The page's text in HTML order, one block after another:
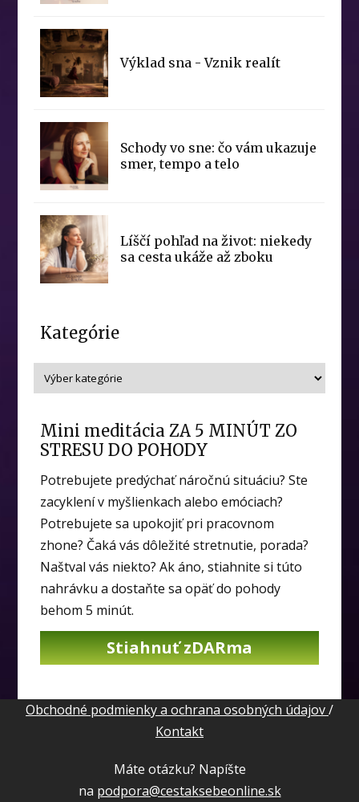
Výklad sna - Vznik realít
Schody vo sne: čo vám ukazuje
smer, tempo a telo
Líščí pohľad na život: niekedy
sa cesta ukáže až zboku
Kategórie
Mini meditácia ZA 5 MINÚT ZO
STRESU DO POHODY
Potrebujete predýchať náročnú situáciu? Ste
zacyklení v myšlienkach alebo emóciach?
Potrebujete sa upokojiť pri pracovnom
zhone? Čaká vás dôležité stretnutie, porada?
Naštval vás niekto? Ak áno, stiahnite si túto
nahrávku a dostaňte sa opäť do pohody
behom 5 minút.
Stiahnuť zDARma
Obchodné podmienky a ochrana osobných údajov/
Kontakt
Máte otázku? Napíšte
na podpora@cestaksebeonline.sk